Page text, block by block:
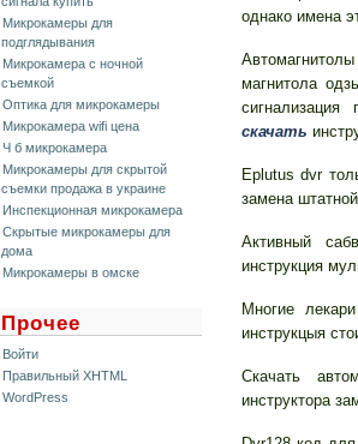
Микрокамеры для
подглядывания
Микрокамера с ночной
съемкой
Оптика для микрокамеры
Микрокамера wifi цена
Ч б микрокамера
Микрокамеры для скрытой
съемки продажа в украине
Инспекционная микрокамера
Скрытые микрокамеры для
дома
Микрокамеры в омске
Прочее
Войти
Правильный XHTML
WordPress
однако имена
магнитола
сигнализация
скачать
Eplutus dvr
замена
Активный
инструкция
Многие
инструкцыя
Скачать
инструктора